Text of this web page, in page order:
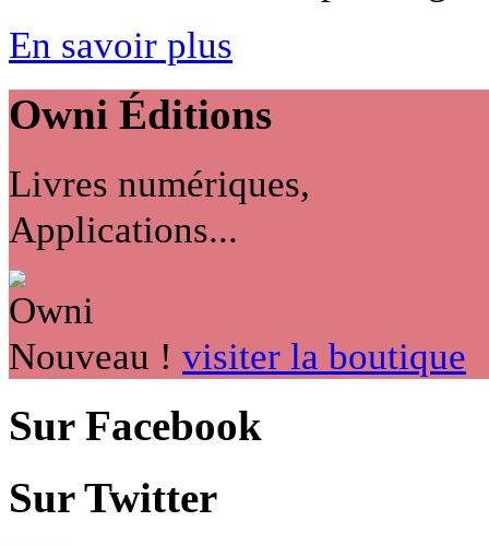
En savoir plus
Owni Éditions
Livres numériques,
Applications...
Nouveau ! visiter la boutique
Sur Facebook
Sur Twitter